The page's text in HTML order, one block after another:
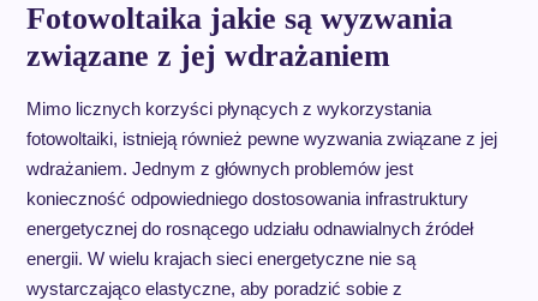
Fotowoltaika jakie są wyzwania
związane z jej wdrażaniem
Mimo licznych korzyści płynących z wykorzystania
fotowoltaiki, istnieją również pewne wyzwania związane z jej
wdrażaniem. Jednym z głównych problemów jest
konieczność odpowiedniego dostosowania infrastruktury
energetycznej do rosnącego udziału odnawialnych źródeł
energii. W wielu krajach sieci energetyczne nie są
wystarczająco elastyczne, aby poradzić sobie z